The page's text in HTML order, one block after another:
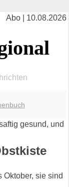
Abo | 10.08.2026
sie sind